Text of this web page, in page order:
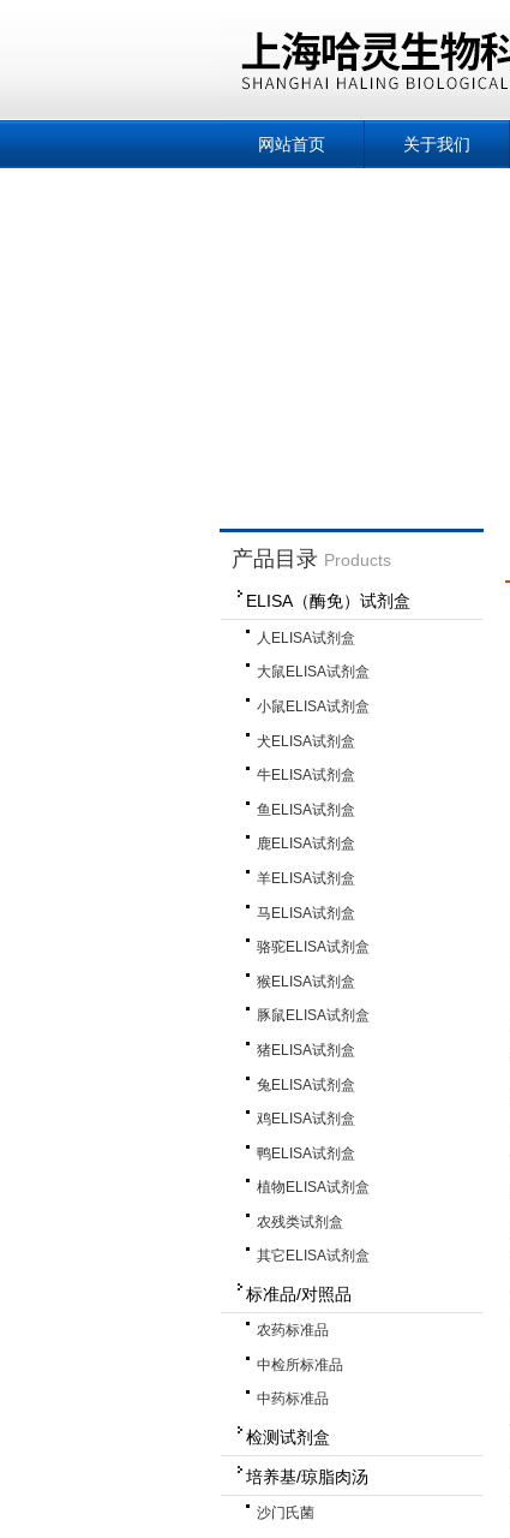
网站首页 关于我们
产品目录 Products
ELISA（酶免）试剂盒
人ELISA试剂盒
大鼠ELISA试剂盒
小鼠ELISA试剂盒
犬ELISA试剂盒
牛ELISA试剂盒
鱼ELISA试剂盒
鹿ELISA试剂盒
羊ELISA试剂盒
马ELISA试剂盒
骆驼ELISA试剂盒
猴ELISA试剂盒
豚鼠ELISA试剂盒
猪ELISA试剂盒
兔ELISA试剂盒
鸡ELISA试剂盒
鸭ELISA试剂盒
植物ELISA试剂盒
农残类试剂盒
其它ELISA试剂盒
标准品/对照品
农药标准品
中检所标准品
中药标准品
检测试剂盒
培养基/琼脂肉汤
沙门氏菌